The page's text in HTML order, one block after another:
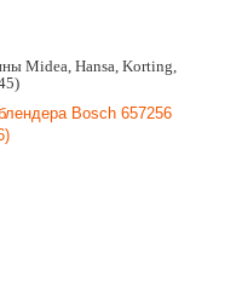
Midea, Hansa, Korting,